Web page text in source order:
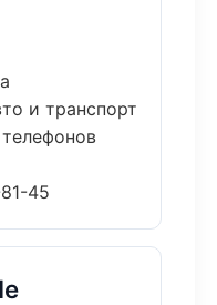
и транспорт
45